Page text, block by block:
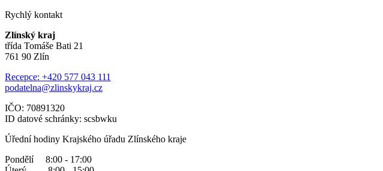
Rychlý kontakt
Zlínský kraj
třída Tomáše Bati 21
761 90 Zlín
Recepce: +420 577 043 111
podatelna@zlinskykraj.cz
IČO: 70891320
ID datové schránky: scsbwku
Úřední hodiny Krajského úřadu Zlínského kraje
Pondělí 8:00 - 17:00